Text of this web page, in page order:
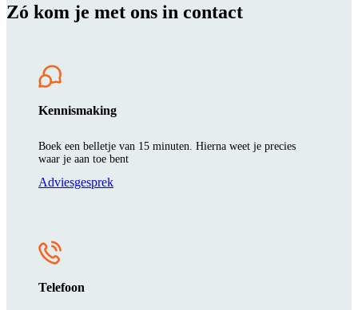
Zó kom je met ons in contact
Kennismaking
Boek een belletje van 15 minuten. Hierna weet je precies
waar je aan toe bent
Adviesgesprek
Telefoon